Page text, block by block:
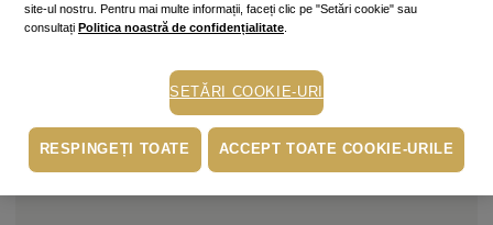
exfoliere
ingrijirea pielii
fericire
hidratare
ten luminos
site-ul nostru. Pentru mai multe informații, faceți clic pe "Setări cookie" sau
consultați Politica noastră de confidențialitate
SETĂRI COOKIE-URI
RESPINGEȚI TOATE ACCEPT TOATE COOKIE-URILE